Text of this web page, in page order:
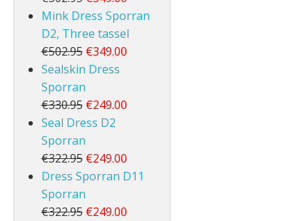
Mink Dress Sporran
D2, Three tassel
€502.95 €349.00
Sealskin Dress
Sporran
€330.95 €249.00
Seal Dress D2
Sporran
€322.95 €249.00
Dress Sporran D11
Sporran
€322.95 €249.00